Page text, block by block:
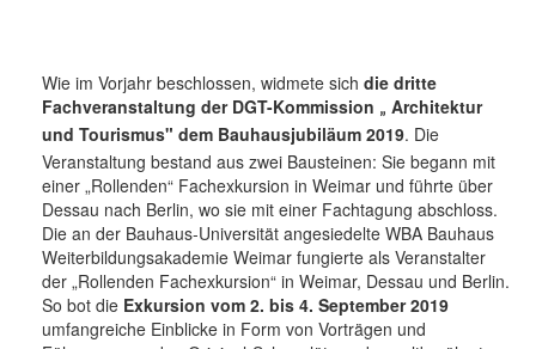
Wie im Vorjahr beschlossen, widmete sich die dritte
Fachveranstaltung der DGT-Kommission „ Architektur
und Tourismus" dem Bauhausjubiläum 2019. Die
Veranstaltung bestand aus zwei Bausteinen: Sie begann mit
einer „Rollenden“ Fachexkursion in Weimar und führte über
Dessau nach Berlin, wo sie mit einer Fachtagung abschloss.
Die an der Bauhaus-Universität angesiedelte WBA Bauhaus
Weiterbildungsakademie Weimar fungierte als Veranstalter
der „Rollenden Fachexkursion“ in Weimar, Dessau und Berlin.
So bot die Exkursion vom 2. bis 4. September 2019
umfangreiche Einblicke in Form von Vorträgen und